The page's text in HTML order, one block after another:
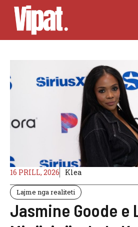
Skip
content
16 PRILL, 2026 Klea
Lajme nga realiteti
Jasmine Goode e